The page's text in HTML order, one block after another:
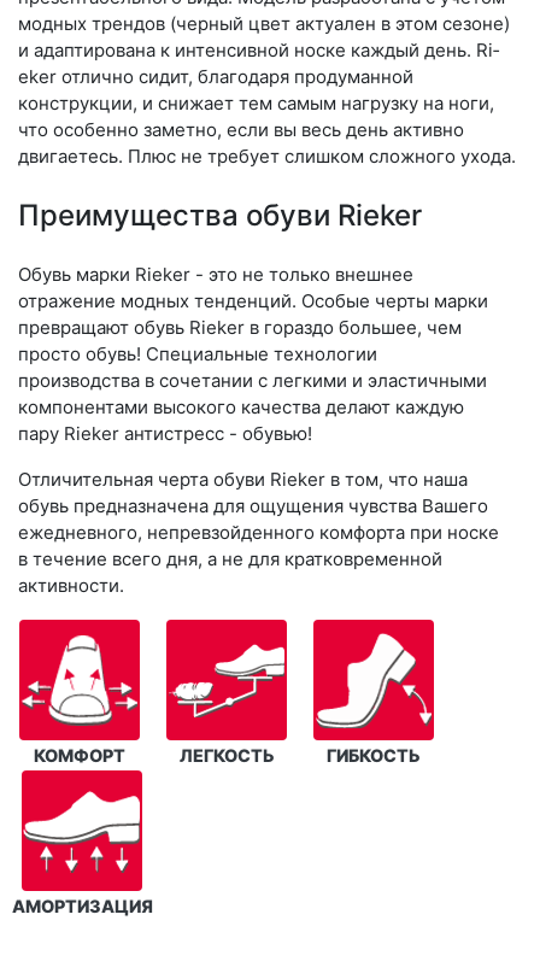
модных трендов (чер­ный цвет актуален в этом сезоне)
и адаптирована к интенсивной носке каждый день. Ri­
eker отлично сидит, благодаря продуманной
конструкции, и снижает тем самым нагрузку на ноги,
что особенно заметно, если вы весь день активно
двигаетесь. Плюс не требует слишком сложного ухода.
Преимущества обуви Rieker
Обувь марки Rieker - это не только внешнее
отражение модных тенденций. Особые черты марки
превращают обувь Rieker в гораздо большее, чем
просто обувь! Специальные технологии
производства в сочетании с легкими и эластичными
компонентами высокого качества делают каждую
пару Rieker антистресс - обувью!
Отличительная черта обуви Rieker в том, что наша
обувь предназначена для ощущения чувства Вашего
ежедневного, непревзойденного комфорта при носке
в течение всего дня, а не для кратковременной
активности.
КОМФОРТ ЛЕГКОСТЬ ГИБКОСТЬ
АМОРТИЗАЦИЯ